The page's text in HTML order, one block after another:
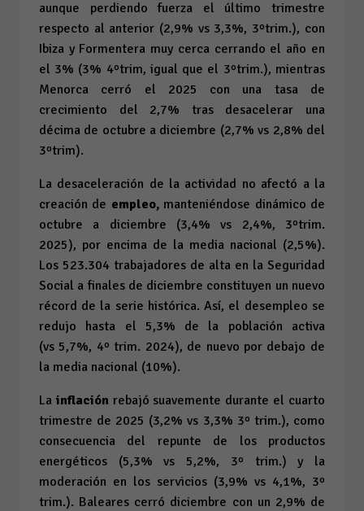
aunque perdiendo fuerza el último trimestre
respecto al anterior (2,9% vs 3,3%, 3ºtrim.), con
Ibiza y Formentera muy cerca cerrando el año en
el 3% (3% 4ºtrim, igual que el 3ºtrim.), mientras
Menorca cerró el 2025 con una tasa de
crecimiento del 2,7% tras desacelerar una
décima de octubre a diciembre (2,7% vs 2,8% del
3ºtrim).
La desaceleración de la actividad no afectó a la
creación de empleo, manteniéndose dinámico de
octubre a diciembre (3,4%vs 2,4%, 3ºtrim.
2025), por encima de la media nacional (2,5%).
Los 523.304 trabajadores de alta en la Seguridad
Social a finales de diciembre constituyen un nuevo
récord de la serie histórica. Así, el desempleo se
redujo hasta el 5,3% de la población activa
(vs5,7%, 4º trim. 2024), de nuevo por debajo de
la media nacional (10%).
La inflación rebajó suavemente durante el cuarto
trimestre de 2025 (3,2%vs 3,3% 3º trim.), como
consecuencia del repunte de los productos
energéticos (5,3%vs5,2%, 3º trim.) y la
moderación en los servicios (3,9% vs 4,1%, 3º
trim.). Baleares cerró diciembre con un 2,9% de